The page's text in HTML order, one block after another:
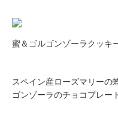
蜜＆ゴルゴンゾーラクッキ
スペイン産ローズマリーの
ゴンゾーラのチョコプレー